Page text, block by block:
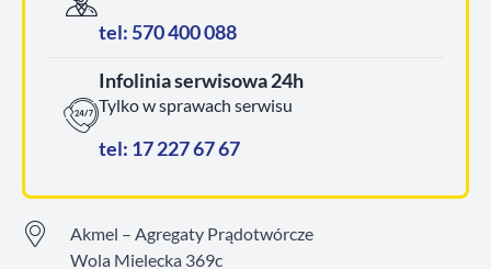
tel: 570 400 088
Infolinia serwisowa 24h
Tylko w sprawach serwisu
tel: 17 227 67 67
Akmel – Agregaty Prądotwórcze
Wola Mielecka 369c